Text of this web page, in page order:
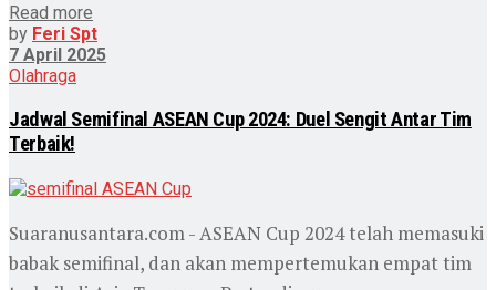
Read more
by Feri Spt
7 April 2025
Olahraga
Jadwal Semifinal ASEAN Cup 2024: Duel Sengit Antar Tim
Terbaik!
Suaranusantara.com - ASEAN Cup 2024 telah memasuki
babak semifinal, dan akan mempertemukan empat tim